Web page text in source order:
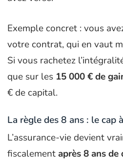
Exemple concret : vous
votre contrat, qui en vaut
Si vous rachetez
que sur les 15 000 € de
€ de capital.
La règle des 8 ans : le cap
L’assurance-vie devient
fiscalementaprès 8 ans